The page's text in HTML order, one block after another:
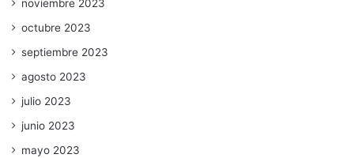
noviembre 2023
octubre 2023
septiembre 2023
agosto 2023
julio 2023
junio 2023
mayo 2023